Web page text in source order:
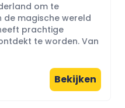
om te
de magische wereld
prachtige
te worden. Van
Bekijken